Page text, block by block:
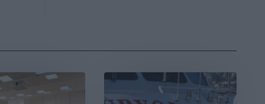
Σι Τζέι Χάρις: «Να πανηγυρίσουμε
πολλές νίκες μαζί»